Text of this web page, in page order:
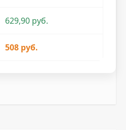
629,90 руб.
508 руб.